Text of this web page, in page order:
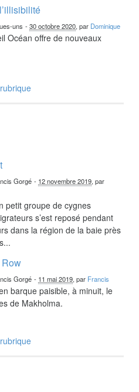
uns -30 octobre 2020, par Dominique
Océan offre de nouveaux
Gorgé - 12 novembre 2019, par
petit groupe de cygnes
s’est reposé pendant
dans la région de la baie près
Gorgé - 11 mai 2019, par Francis
barque paisible, à minuit, le
de Makholma.